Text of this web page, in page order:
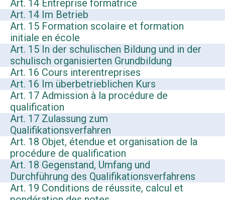
Art. 14 Entreprise formatrice
Art. 14 Im Betrieb
Art. 15 Formation scolaire et formation
initiale en école
Art. 15 In der schulischen Bildung und in der
schulisch organisierten Grundbildung
Art. 16 Cours interentreprises
Art. 16 Im überbetrieblichen Kurs
Art. 17 Admission à la procédure de
qualification
Art. 17 Zulassung zum
Qualifikationsverfahren
Art. 18 Objet, étendue et organisation de la
procédure de qualification
Art. 18 Gegenstand, Umfang und
Durchführung des Qualifikationsverfahrens
Art. 19 Conditions de réussite, calcul et